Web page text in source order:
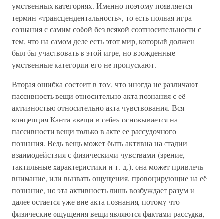
умственных категориях. Именно поэтому появляется
термин «трансцендентальность», то есть полная игра
сознания с самим собой без всякой соотносительности с
тем, что на самом деле есть этот мир, который должен
был бы участвовать в этой игре, но врожденные
умственные категории его не пропускают.
Вторая ошибка состоит в том, что иногда не различают
пассивность вещи относительно акта познания с её
активностью относительно акта чувствования. Вся
концепция Канта «вещи в себе» основывается на
пассивности вещи только в акте ее рассудочного
познания. Ведь вещь может быть активна на стадии
взаимодействия с физическими чувствами (зрение,
тактильные характеристики и т. д.), она может привлечь
внимание, или вызвать ощущения, провоцирующие на её
познание, но эта активность лишь возбуждает разум и
далее остается уже вне акта познания, потому что
физические ощущения вещи являются фактами рассудка,